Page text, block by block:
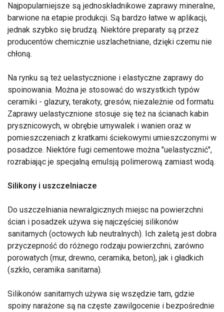
Najpopularniejsze są jednoskładnikowe zaprawy mineralne,
barwione na etapie produkcji. Są bardzo łatwe w aplikacji,
jednak szybko się brudzą. Niektóre preparaty są przez
producentów chemicznie uszlachetniane, dzięki czemu nie
chłoną.
Na rynku są też uelastycznione i elastyczne zaprawy do
spoinowania. Można je stosować do wszystkich typów
ceramiki - glazury, terakoty, gresów, niezależnie od formatu.
Zaprawy uelastycznione stosuje się też na ścianach kabin
prysznicowych, w obrębie umywalek i wanien oraz w
pomieszczeniach z kratkami ściekowymi umieszczonymi w
posadzce. Niektóre fugi cementowe można "uelastycznić",
rozrabiając je specjalną emulsją polimerową zamiast wodą.
Silikony i uszczelniacze
Do uszczelniania newralgicznych miejsc na powierzchni
ścian i posadzek używa się najczęściej silikonów
sanitarnych (octowych lub neutralnych). Ich zaletą jest dobra
przyczepność do różnego rodzaju powierzchni, zarówno
porowatych (mur, drewno, ceramika, beton), jak i gładkich
(szkło, ceramika sanitarna).
Silikonów sanitarnych używa się wszędzie tam, gdzie
spoiny narażone są na częste zawilgocenie i bezpośrednie